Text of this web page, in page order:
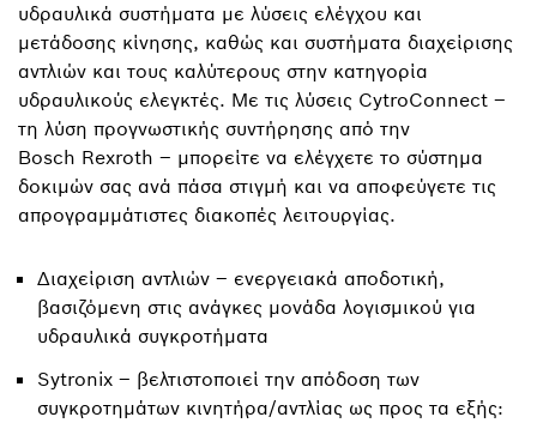
υδραυλικά συστήματα με λύσεις ελέγχου και
μετάδοσης κίνησης, καθώς και συστήματα διαχείρισης
αντλιών και τους καλύτερους στην κατηγορία
υδραυλικούς ελεγκτές. Με τις λύσεις CytroConnect –
τη λύση προγνωστικής συντήρησης από την
Bosch Rexroth – μπορείτε να ελέγχετε το σύστημα
δοκιμών σας ανά πάσα στιγμή και να αποφεύγετε τις
απρογραμμάτιστες διακοπές λειτουργίας.
Διαχείριση αντλιών – ενεργειακά αποδοτική,
βασιζόμενη στις ανάγκες μονάδα λογισμικού για
υδραυλικά συγκροτήματα
Sytronix – βελτιστοποιεί την απόδοση των
συγκροτημάτων κινητήρα/αντλίας ως προς τα εξής: